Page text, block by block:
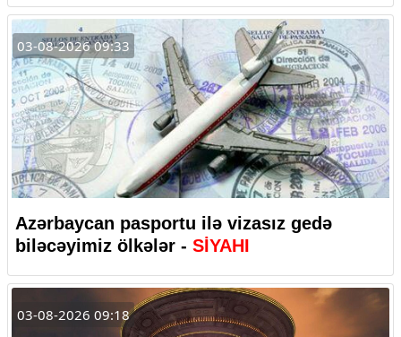
03-08-2026 09:33
Azərbaycan pasportu ilə vizasız gedə
biləcəyimiz ölkələr - SİYAHI
03-08-2026 09:18